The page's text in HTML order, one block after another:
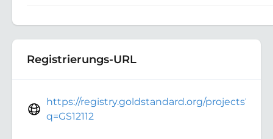
Registrierungs-URL
https://registry.goldstandard.org/projects?
q=GS12112